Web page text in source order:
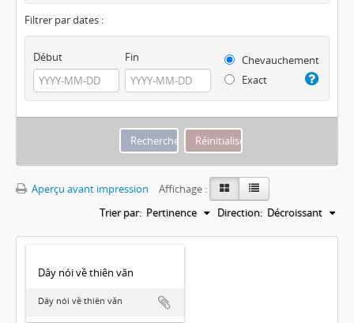
Filtrer par dates :
Début Fin
Chevauchement
Exact
Aperçu avant impression
Affichage :
Trier par: Pertinence Direction: Décroissant
Dây nói về thiên văn
Dây nói về thiên văn